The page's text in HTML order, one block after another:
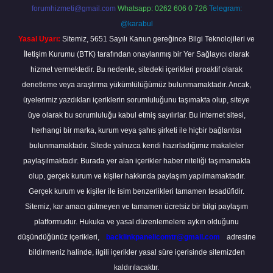
forumhizmeti@gmail.com Whatsapp: 0262 606 0 726 Telegram:
@karabul
Yasal Uyarı: Sitemiz, 5651 Sayılı Kanun gereğince Bilgi Teknolojileri ve
İletişim Kurumu (BTK) tarafından onaylanmış bir Yer Sağlayıcı olarak
hizmet vermektedir. Bu nedenle, sitedeki içerikleri proaktif olarak
denetleme veya araştırma yükümlülüğümüz bulunmamaktadır. Ancak,
üyelerimiz yazdıkları içeriklerin sorumluluğunu taşımakta olup, siteye
üye olarak bu sorumluluğu kabul etmiş sayılırlar. Bu internet sitesi,
herhangi bir marka, kurum veya şahıs şirketi ile hiçbir bağlantısı
bulunmamaktadır. Sitede yalnızca kendi hazırladığımız makaleler
paylaşılmaktadır. Burada yer alan içerikler haber niteliği taşımamakta
olup, gerçek kurum ve kişiler hakkında paylaşım yapılmamaktadır.
Gerçek kurum ve kişiler ile isim benzerlikleri tamamen tesadüfidir.
Sitemiz, kar amacı gütmeyen ve tamamen ücretsiz bir bilgi paylaşım
platformudur. Hukuka ve yasal düzenlemelere aykırı olduğunu
düşündüğünüz içerikleri,
backlinkpanelicomtr@gmail.com
adresine
bildirmeniz halinde, ilgili içerikler yasal süre içerisinde sitemizden
kaldırılacaktır.